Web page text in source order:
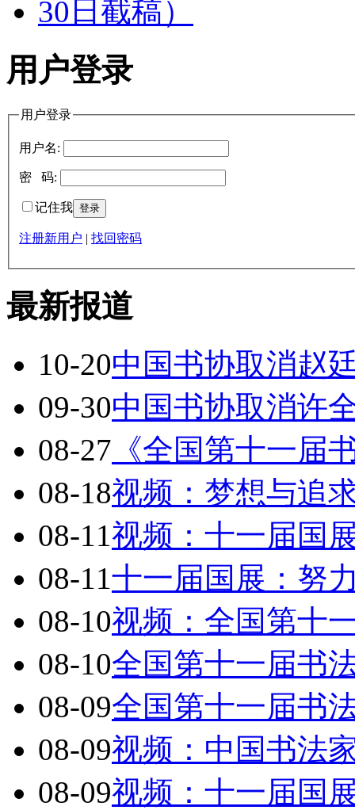
用户登录
用户登录
用户名:
密 码:
记住我
注册新用户 找回密码
最新报道
10-20中国书协取消赵
09-30中国书协取消许
08-27 《全国第十一届
08-18视频：梦想与
08-11视频：十一届国
08-11十一届国展：努
08-10视频：全国第十
08-10全国第十一届书
08-09全国第十一届书
08-09视频：中国书法
08-09视频：十一届国